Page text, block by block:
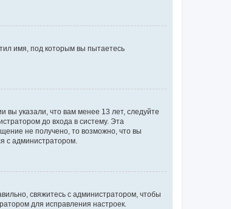
имя, под которым вы пытаетесь
вы указали, что вам менее 13 лет, следуйте
до входа в систему. Эта
не получено, то возможно, что вы
с администратором.
свяжитесь с администратором, чтобы
для исправления настроек.